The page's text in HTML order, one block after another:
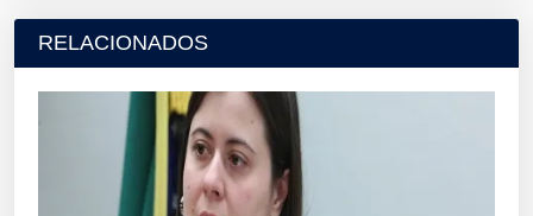
RELACIONADOS